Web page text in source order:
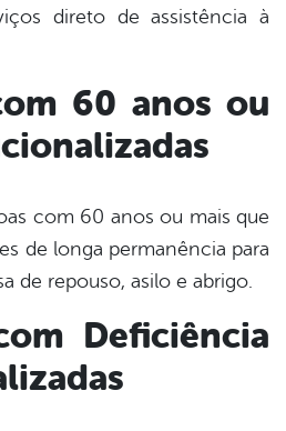
direto de assistência à
60 anos ou
com 60 anos ou mais que
de longa permanência para
de repouso, asilo e abrigo.
Deficiência